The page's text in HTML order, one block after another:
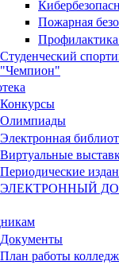
Пожарная
Профилактика
Студенческий
"Чемпион"
Конкурсы
Олимпиады
Электронная
Виртуальные
Периодические
ЭЛЕКТРОННЫЙ
Документы
План работы